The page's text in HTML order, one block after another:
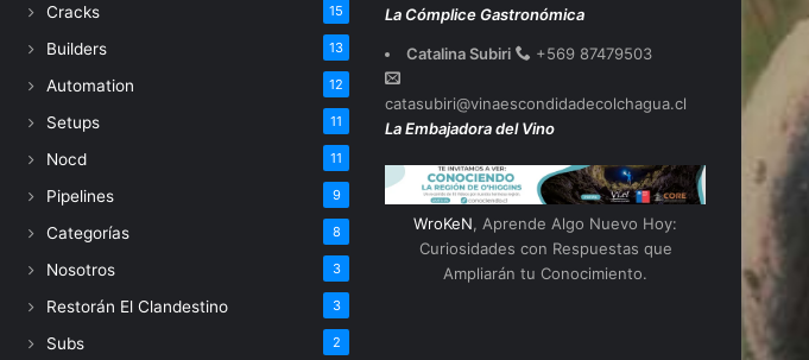
Cracks 15
Builders 13
Automation 12
Setups 11
Nocd 11
Pipelines 9
Categorías 8
Nosotros 3
Restorán El Clandestino 3
Subs 2
La Cómplice Gastronómica
Catalina Subiri +569 87479503
catasubiri@vinaescondidadecolchagua.cl
La Embajadora del Vino
WroKeN, Aprende Algo Nuevo Hoy:
Curiosidades con Respuestas que
Ampliarán tu Conocimiento.